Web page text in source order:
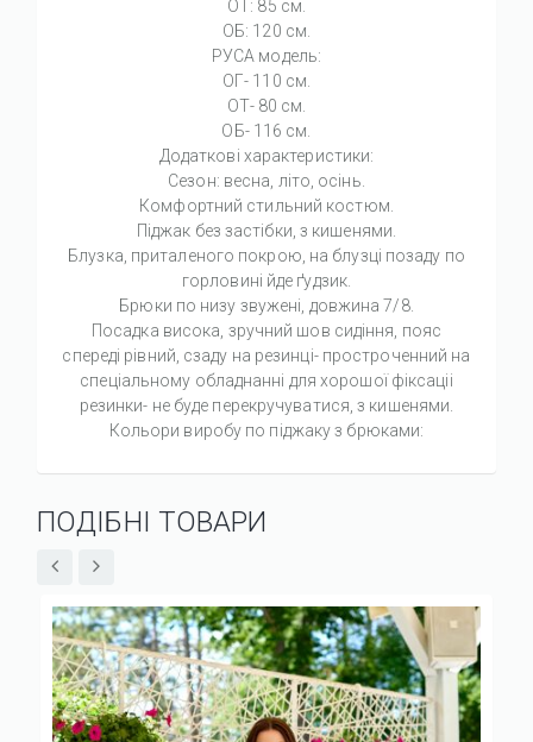
ОТ: 85 см.
ОБ: 120 см.
РУСА модель:
ОГ- 110 см.
ОТ- 80 см.
ОБ- 116 см.
Додаткові характеристики:
Сезон: весна, літо, осінь.
Комфортний стильний костюм.
Піджак без застібки, з кишенями.
Блузка, приталеного покрою, на блузці позаду по
горловині йде ґудзик.
Брюки по низу звужені, довжина 7/8.
Посадка висока, зручний шов сидіння, пояс
спереді рівний, сзаду на резинці- простроченний на
спеціальному обладнанні для хорошої фіксаціі
резинки- не буде перекручуватися, з кишенями.
Кольори виробу по піджаку з брюками:
ПОДІБНІ ТОВАРИ